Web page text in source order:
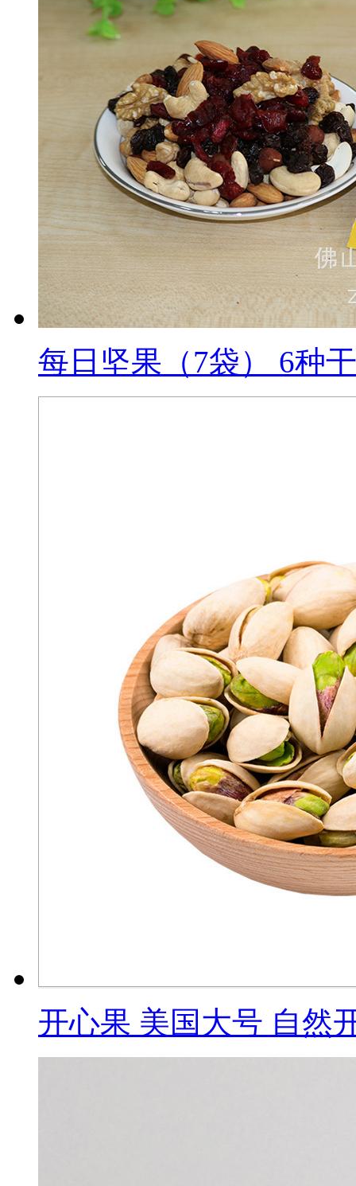
每日坚果（7袋） 6种
开心果 美国大号 自然